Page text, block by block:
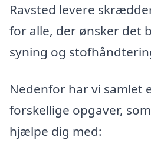
Ravsted levere
for alle, der ønsker det
syning og
Nedenfor har vi samlet
forskellige opgaver,
hjælpe dig med: